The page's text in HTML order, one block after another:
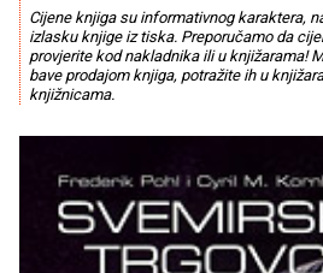
Cijene knjiga su informativnog karaktera,
izlasku knjige iz tiska. Preporučamo da
provjerite kod nakladnika ili u knjižarama!
bave prodajom knjiga, potražite ih u
knjižnicama.